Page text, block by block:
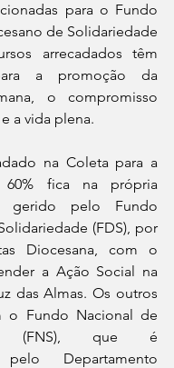
para o Fundo
de Solidariedade
arrecadados têm
a promoção da
o compromisso
a vida plena.
na Coleta para a
60% fica na própria
pelo Fundo
(FDS), por
Diocesana, com o
a Ação Social na
das Almas. Os outros
o Fundo Nacional de
(FNS), que é
pelo Departamento